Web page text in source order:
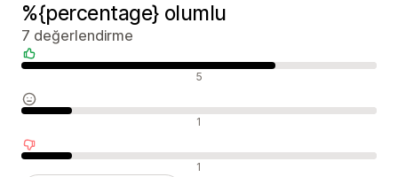
%{percentage} olumlu
7 değerlendirme
5
1
1